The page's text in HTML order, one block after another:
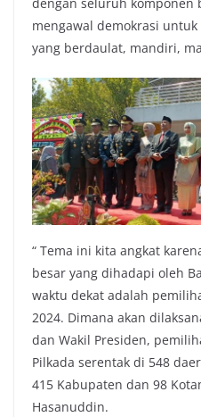
dengan seluruh komponen
mengawal demokrasi
yang berdaulat, mandiri,
“ Tema ini kita angkat
besar yang dihadapi oleh
waktu dekat adalah
2024. Dimana akan
dan Wakil Presiden,
Pilkada serentak di 548
415 Kabupaten dan 98
Hasanuddin.